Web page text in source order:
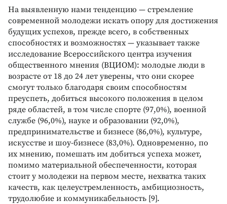
На выявленную нами тенденцию — стремление
современной молодежи искать опору для достижения
будущих успехов, прежде всего, в собственных
способностях и возможностях — указывает также
исследование Всероссийского центра изучения
общественного мнения (ВЦИОМ): молодые люди в
возрасте от 18 до 24 лет уверены, что они скорее
смогут только благодаря своим способностям
преуспеть, добиться высокого положения в целом
ряде областей, в том числе спорте (97,0%), военной
службе (96,0%), науке и образовании (92,0%),
предпринимательстве и бизнесе (86,0%), культуре,
искусстве и шоу-бизнесе (83,0%). Одновременно, по
их мнению, помешать им добиться успеха может,
помимо материальной обеспеченности, которая
стоит у молодежи на первом месте, нехватка таких
качеств, как целеустремленность, амбициозность,
трудолюбие и коммуникабельность [9].